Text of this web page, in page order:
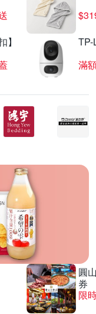
】
TP-
滿
圓
券
限